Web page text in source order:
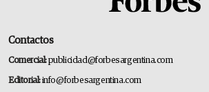
Contactos
Comercial:publicidad@forbesargentina.com
Editorial:info@forbesargentina.com